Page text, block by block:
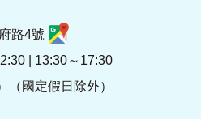
路4號
| 13:30～17:30
（國定假日除外）